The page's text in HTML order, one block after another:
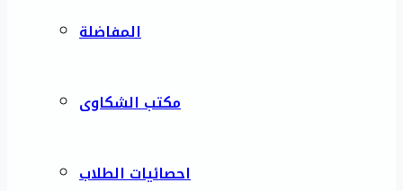
المفاضلة
مكتب الشكاوى
احصائيات الطلاب